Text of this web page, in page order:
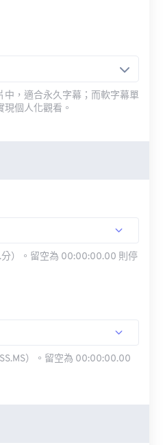
，適合永久字幕；而軟字幕單
個人化觀看。
）。留空為 00:00:00.00 則停
）。留空為 00:00:00.00